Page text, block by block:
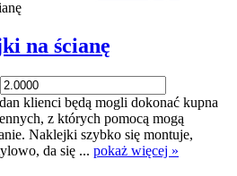
na ścianę
klienci będą mogli dokonać kupna
z których pomocą mogą
Naklejki szybko się montuje,
da się ... pokaż więcej »